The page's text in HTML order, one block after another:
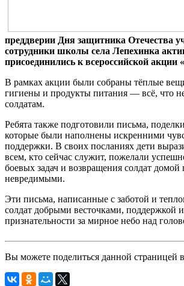
преддверии Дня защитника Отечества
сотрудники школы села Лепехинка
присоединились к всероссийской акции
В рамках акции были собраны тёплые
гигиены и продукты питания — всё, что
солдатам.
Ребята также подготовили письма,
которые были наполнены искренними
поддержки. В своих посланиях дети
всем, кто сейчас служит, пожелали
боевых задач и возвращения солдат
невредимыми.
Эти письма, написанные с заботой и
солдат добрыми весточками, поддержкой
признательности за мирное небо над
Вы можете поделиться данной страницей